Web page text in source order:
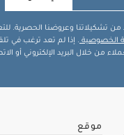
من تشكيلاتنا وعروضنا الحصرية.
الخصوصية . إذا لم تعد ترغب في
من خلال البريد الإلكتروني أو
موقع